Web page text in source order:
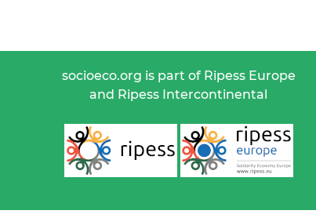
socioeco.org is part of Ripess Europe
and Ripess Intercontinental